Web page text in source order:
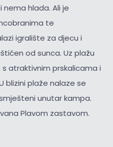
hlada. Ali je
te
igralište za djecu i
od sunca. Uz plažu
atraktivnim prskalicama i
blizini plaže nalaze se
unutar kampa.
Plavom zastavom.